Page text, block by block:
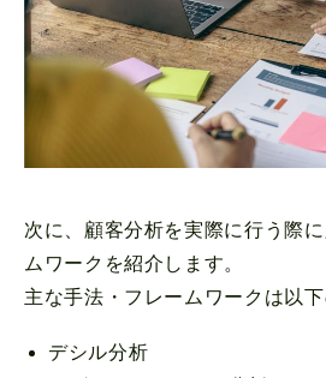
次に、顧客分析を実際に行う際
ムワークを紹介します。
主な手法・フレームワークは以下
デシル分析